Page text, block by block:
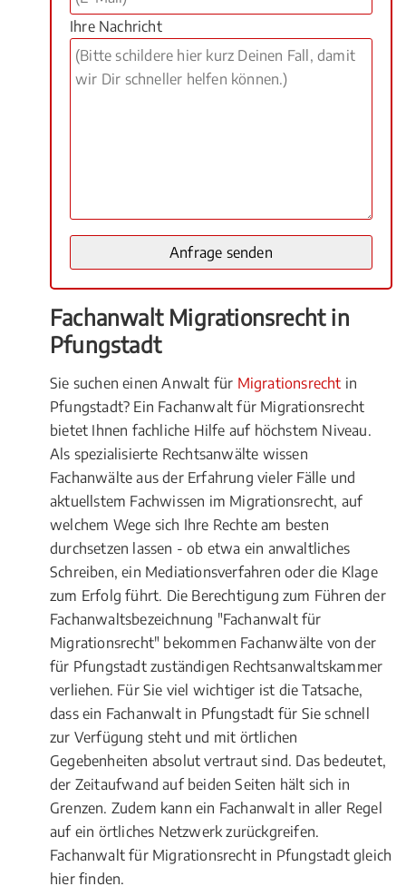
Ihre Nachricht
Fachanwalt Migrationsrecht in
Pfungstadt
Sie suchen einen Anwalt für Migrationsrecht in
Pfungstadt? Ein Fachanwalt für Migrationsrecht
bietet Ihnen fachliche Hilfe auf höchstem Niveau.
Als spezialisierte Rechtsanwälte wissen
Fachanwälte aus der Erfahrung vieler Fälle und
aktuellstem Fachwissen im Migrationsrecht, auf
welchem Wege sich Ihre Rechte am besten
durchsetzen lassen - ob etwa ein anwaltliches
Schreiben, ein Mediationsverfahren oder die Klage
zum Erfolg führt. Die Berechtigung zum Führen der
Fachanwaltsbezeichnung "Fachanwalt für
Migrationsrecht" bekommen Fachanwälte von der
für Pfungstadt zuständigen Rechtsanwaltskammer
verliehen. Für Sie viel wichtiger ist die Tatsache,
dass ein Fachanwalt in Pfungstadt für Sie schnell
zur Verfügung steht und mit örtlichen
Gegebenheiten absolut vertraut sind. Das bedeutet,
der Zeitaufwand auf beiden Seiten hält sich in
Grenzen. Zudem kann ein Fachanwalt in aller Regel
auf ein örtliches Netzwerk zurückgreifen.
Fachanwalt für Migrationsrecht in Pfungstadt gleich
hier finden.